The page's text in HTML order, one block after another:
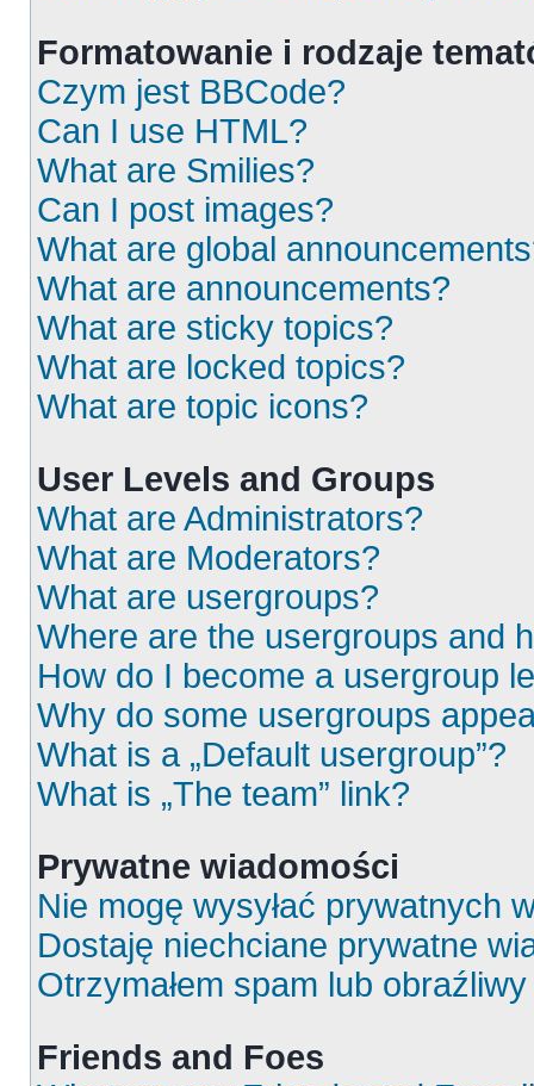
Formatowanie i rodzaje
Czym jest BBCode?
Can I use HTML?
What are Smilies?
Can I post images?
What are global
What are announcements?
What are sticky topics?
What are locked topics?
What are topic icons?
User Levels and Groups
What are Administrators?
What are Moderators?
What are usergroups?
Where are the usergroups and
How do I become a usergroup
Why do some usergroups
What is a „Default usergroup”?
What is „The team” link?
Prywatne wiadomości
Nie mogę wysyłać prywatnych
Dostaję niechciane prywatne
Otrzymałem spam lub
Friends and Foes